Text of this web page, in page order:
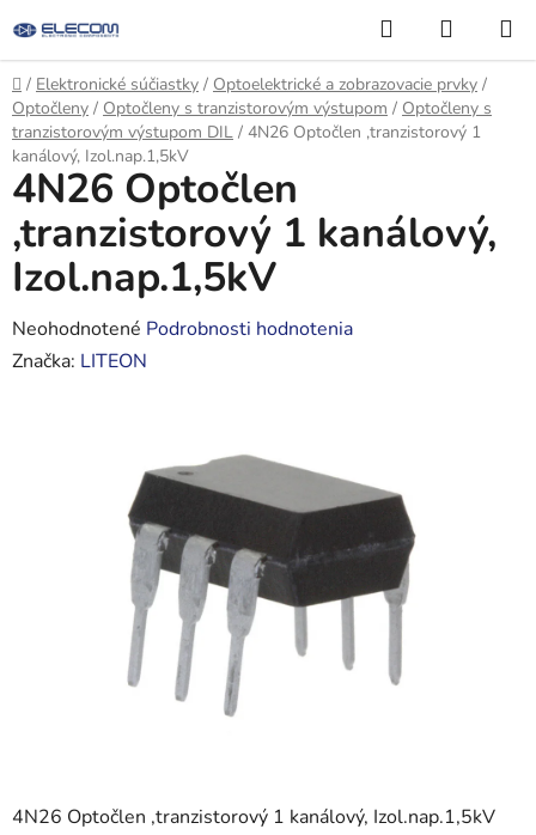
na
obsah
Hľadať
KOŠÍK
Domov
/ Elektronické súčiastky / Optoelektrické a zobrazovacie prvky /
Optočleny / Optočleny s tranzistorovým výstupom / Optočleny s
tranzistorovým výstupom DIL / 4N26 Optočlen ,tranzistorový 1
kanálový, Izol.nap.1,5kV
4N26 Optočlen ,tranzistorový 1 kanálový, Izol.nap.1,5kV
4N26 Optočlen
,tranzistorový 1 kanálový,
Izol.nap.1,5kV
Priemerné
hodnotenie
Neohodnotené Podrobnosti hodnotenia
Značka: LITEON